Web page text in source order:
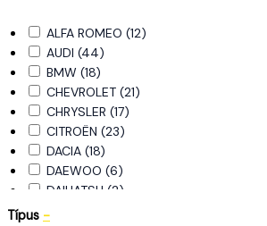
ALFA ROMEO (12)
AUDI (44)
BMW (18)
CHEVROLET (21)
CHRYSLER (17)
CITROËN (23)
DACIA (18)
DAEWOO (6)
DAIHATSU (2)
Típus -